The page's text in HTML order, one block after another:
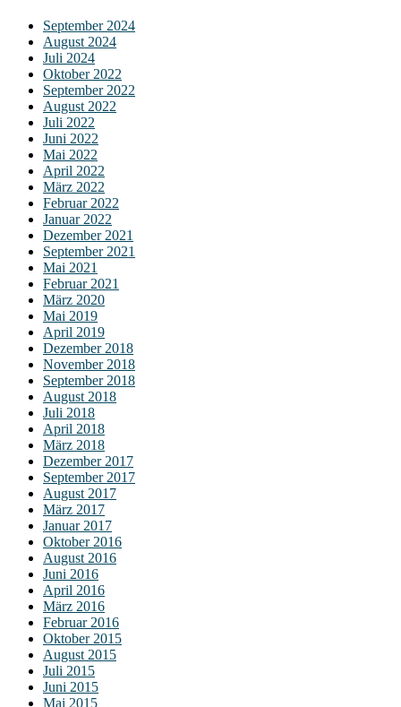
September 2024
August 2024
Juli 2024
Oktober 2022
September 2022
August 2022
Juli 2022
Juni 2022
Mai 2022
April 2022
März 2022
Februar 2022
Januar 2022
Dezember 2021
September 2021
Mai 2021
Februar 2021
März 2020
Mai 2019
April 2019
Dezember 2018
November 2018
September 2018
August 2018
Juli 2018
April 2018
März 2018
Dezember 2017
September 2017
August 2017
März 2017
Januar 2017
Oktober 2016
August 2016
Juni 2016
April 2016
März 2016
Februar 2016
Oktober 2015
August 2015
Juli 2015
Juni 2015
Mai 2015